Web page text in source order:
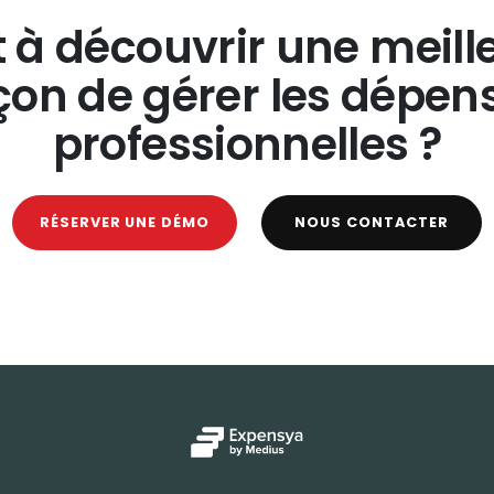
à découvrir une
de gérer les
professionnelles ?
RÉSERVER UNE DÉMO NOUS CONTACTER